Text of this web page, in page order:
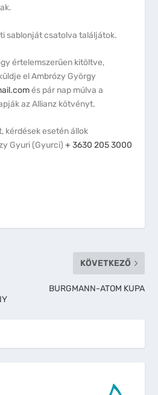
sablonját csatolva találjátok.
értelemszerűen kitöltve,
el Ambrózy György
és pár nap múlva a
az Allianz kötvényt.
kérdések esetén állok
Gyuri (Gyurci)+ 3630 205 3000
KÖVETKEZŐ
BURGMANN-ATOM KUPA